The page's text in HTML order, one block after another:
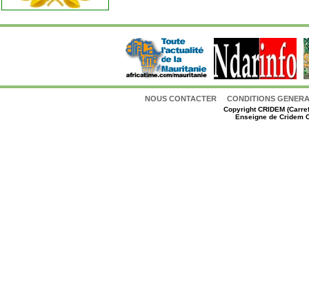
NOUS CONTACTER CONDITIONS
CopyrightCRIDEM
Enseigne de Cridem